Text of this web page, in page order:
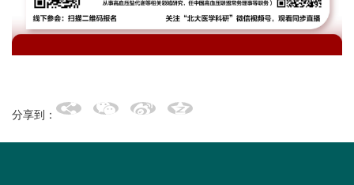
分享到：